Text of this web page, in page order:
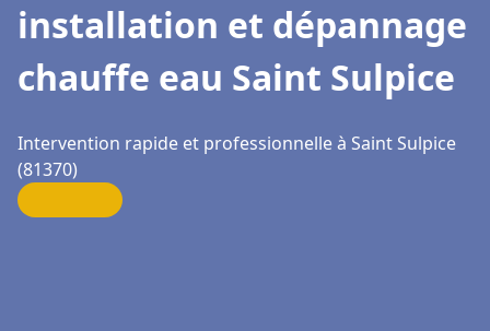
installation et dépannage
chauffe eau Saint Sulpice
Intervention rapide et professionnelle à Saint Sulpice
(81370)